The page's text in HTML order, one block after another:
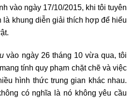
vào ngày 17/10/2015, khi tôi tuyên
là khung diễn giải thích hợp để hiểu
vào ngày 26 tháng 10 vừa qua, tôi
tính quy phạm chặt chẽ và việc
hình thức trung gian khác nhau.
có nghĩa là nó không yêu cầu